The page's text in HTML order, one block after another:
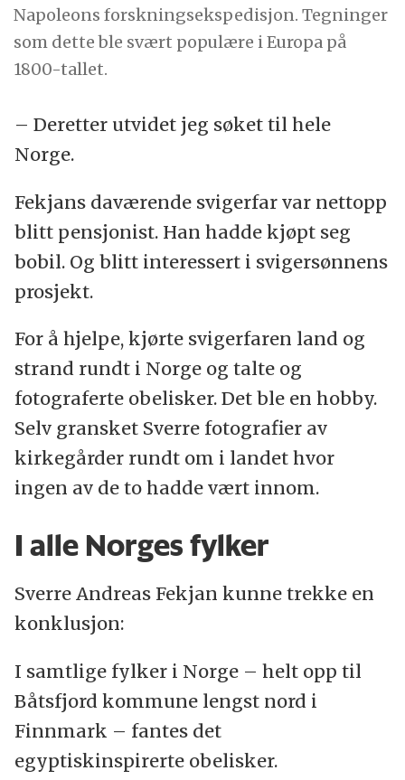
Napoleons forskningsekspedisjon. Tegninger
som dette ble svært populære i Europa på
1800-tallet.
– Deretter utvidet jeg søket til hele
Norge.
Fekjans daværende svigerfar var nettopp
blitt pensjonist. Han hadde kjøpt seg
bobil. Og blitt interessert i svigersønnens
prosjekt.
For å hjelpe, kjørte svigerfaren land og
strand rundt i Norge og talte og
fotograferte obelisker. Det ble en hobby.
Selv gransket Sverre fotografier av
kirkegårder rundt om i landet hvor
ingen av de to hadde vært innom.
I alle Norges fylker
Sverre Andreas Fekjan kunne trekke en
konklusjon:
I samtlige fylker i Norge – helt opp til
Båtsfjord kommune lengst nord i
Finnmark – fantes det
egyptiskinspirerte obelisker.